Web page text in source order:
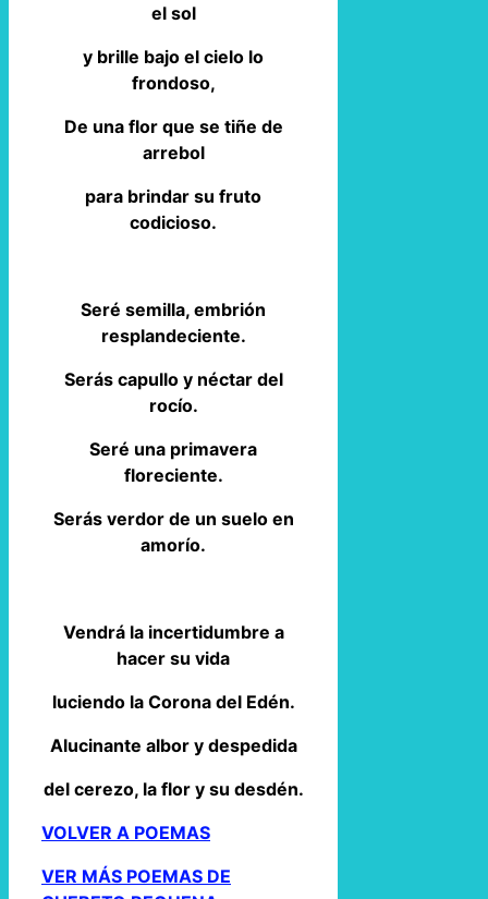
el sol
y brille bajo el cielo lo
frondoso,
De una flor que se tiñe de
arrebol
para brindar su fruto
codicioso.
Seré semilla, embrión
resplandeciente.
Serás capullo y néctar del
rocío.
Seré una primavera
floreciente.
Serás verdor de un suelo en
amorío.
Vendrá la incertidumbre a
hacer su vida
luciendo la Corona del Edén.
Alucinante albor y despedida
del cerezo, la flor y su desdén.
VOLVER A POEMAS
VER MÁS POEMAS DE